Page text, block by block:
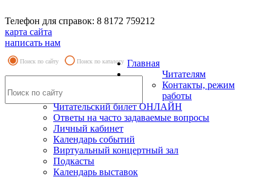
Телефон для справок: 8 8172 759212
карта сайта
написать нам
Поиск по сайту Поиск по каталогу Главная
Читателям
Контакты, режим
работы
Читательский билет ОНЛАЙН
Ответы на часто задаваемые вопросы
Личный кабинет
Календарь событий
Виртуальный концертный зал
Подкасты
Календарь выставок